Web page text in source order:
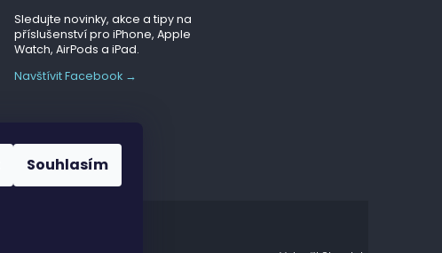
Souhlasím
Sledujte novinky, akce a tipy na
příslušenství pro iPhone, Apple
Watch, AirPods a iPad.
Navštívit Facebook →